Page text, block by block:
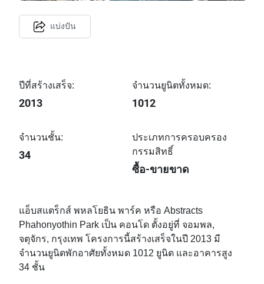
แบ่งปัน
ปีที่สร้างเสร็จ:
2013
จำนวนยูนิตทั้งหมด:
1012
จำนวนชั้น:
34
ประเภทการครอบครอง
กรรมสิทธิ์
ซื้อ-ขายขาด
แอ็บสแตร็กส์ พหลโยธิน พาร์ค หรือ Abstracts
Phahonyothin Park เป็น คอนโด ตั้งอยู่ที่ จอมพล,
จตุจักร, กรุงเทพ โครงการนี้สร้างเสร็จในปี 2013 มี
จำนวนยูนิตพักอาศัยทั้งหมด 1012 ยูนิต และอาคารสูง
34 ชั้น